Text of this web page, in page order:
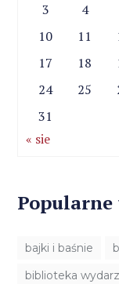
3
4
10
11
17
18
24
25
31
« sie
bajki i baśnie
biblioteka